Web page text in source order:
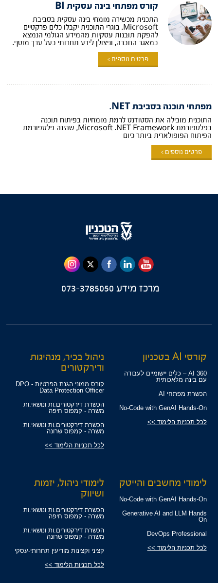
קורס מפתחי בינה עסקית BI
התכנית מכשירה מומחי בינה עסקית בסביבת
Microsoft. בוגרי התוכנית יקבלו כלים פרקטיים
להפקת תובנות עסקיות מהמידע הגולמי הנמצא
במאגר החברה, וניצולן לידע תחרותי בעל ערך מוסף.
פרטים נוספים >
מפתחי תוכנה בסביבת NET.
התוכנית מובילה את הסטודנט לרמת מומחיות בפיתוח תוכנה
בפלטפורמת Microsoft .NET Framework, שהינה פלטפורמת
הפיתוח הפופולארית ביותר כיום
פרטים נוספים >
מרכז מידע
קורסי AI בטכניון
360 AI – כלים יישומיים לעבודה
עם בינה מלאכותית
הכשרת מפתחי AI
No-Code with GenAI Hands-On
לכל תכניות הלימוד >>
ניהול בכיר, מנהיגות
ודירקטורים
קורס ממוני הגנת הפרטיות - DPO
Data Protection Officer
הכשרת דירקטורים.ות ונושאי.ות
משרה - קמפוס חיפה
הכשרת דירקטורים.ות ונושאי.ות
משרה - קמפוס שרונה
לכל תכניות הלימוד >>
לימודי מחשבים והייטק
No-Code with GenAI Hands-On
Generative AI and LLM Hands
On
DevOps Professional
לכל תכניות הלימוד >>
לימודי ניהול, יזמות
ושיווק
הכשרת דירקטורים.ות ונושאי.ות
משרה - קמפוס חיפה
הכשרת דירקטורים.ות ונושאי.ות
משרה - קמפוס שרונה
קציני וקצינות מודיעין תחרותי-עסקי
לכל תכניות הלימוד >>